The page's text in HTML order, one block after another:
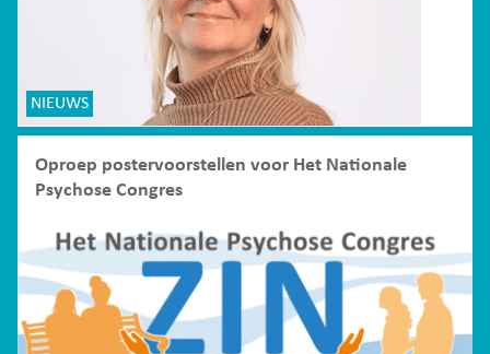
NIEUWS
Oproep postervoorstellen voor Het Nationale
Psychose Congres